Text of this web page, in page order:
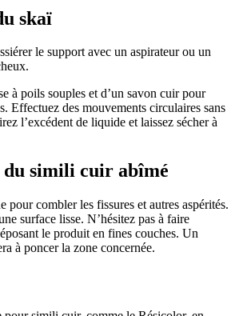
skaï
le support avec un aspirateur ou un
à poils souples et d’un savon cuir pour
Effectuez des mouvements circulaires sans
l’excédent de liquide et laissez sécher à
simili cuir abîmé
pour combler les fissures et autres aspérités.
surface lisse. N’hésitez pas à faire
le produit en fines couches. Un
à poncer la zone concernée.